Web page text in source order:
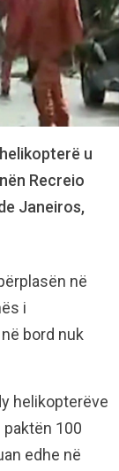
u
Recreio
Janeiros,
në
i
bord nuk
helikopterëve
100
edhe në